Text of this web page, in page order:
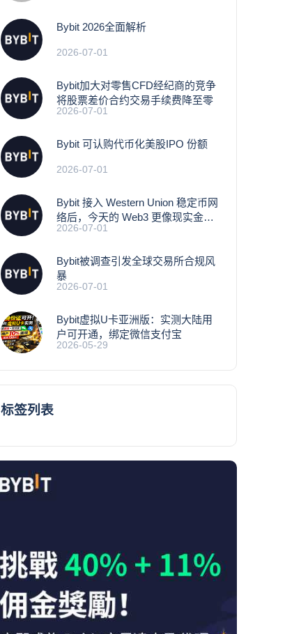
Bybit 2026全面解析
2026-07-01
Bybit加大对零售CFD经纪商的竞争
将股票差价合约交易手续费降至零
2026-07-01
Bybit 可认购代币化美股IPO 份额
2026-07-01
Bybit 接入 Western Union 稳定币网
络后，今天的 Web3 更像现实金融
基础设施
2026-07-01
Bybit被调查引发全球交易所合规风
暴
2026-07-01
Bybit虚拟U卡亚洲版：实测大陆用
户可开通，绑定微信支付宝
2026-05-29
标签列表